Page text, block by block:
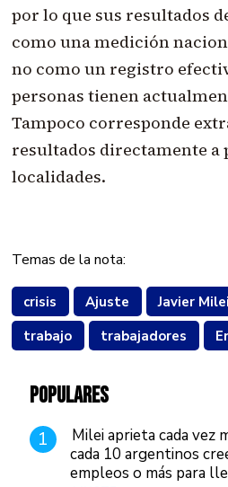
por lo que sus resultados
como una medición
no como un registro
personas tienen
Tampoco corresponde
resultados directamente a
localidades.
Temas de la nota:
crisis Ajuste Javier Milei
trabajo
trabajadores
POPULARES
1
Milei aprieta cada vez
cada 10 argentinos
empleos o más para